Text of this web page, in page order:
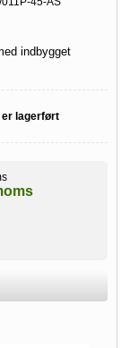
indbygget
lagerført